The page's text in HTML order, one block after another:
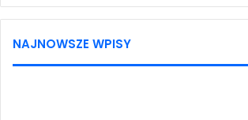
NAJNOWSZE WPISY